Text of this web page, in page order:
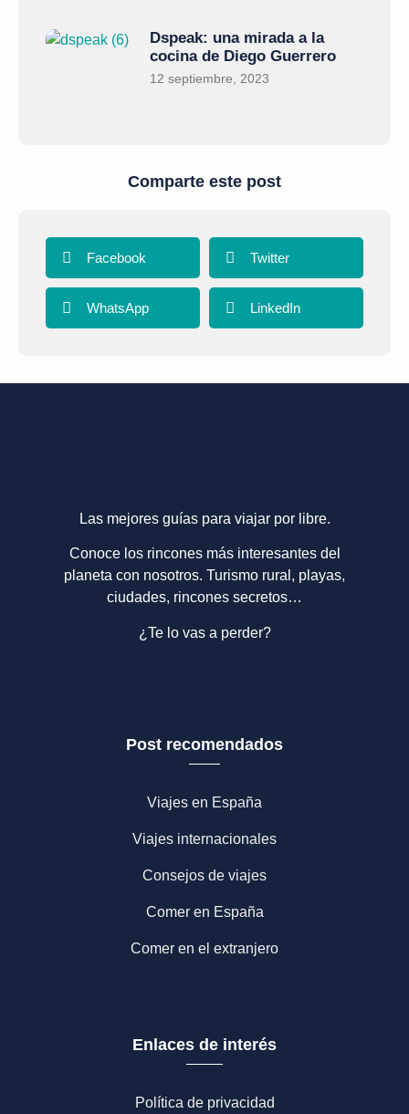
Dspeak: una mirada a la
cocina de Diego Guerrero
12 septiembre, 2023
Comparte este post
Facebook Twitter
WhatsApp LinkedIn
Las mejores guías para viajar por libre.
Conoce los rincones más interesantes del
planeta con nosotros. Turismo rural, playas,
ciudades, rincones secretos…
¿Te lo vas a perder?
Post recomendados
Viajes en España
Viajes internacionales
Consejos de viajes
Comer en España
Comer en el extranjero
Enlaces de interés
Política de privacidad